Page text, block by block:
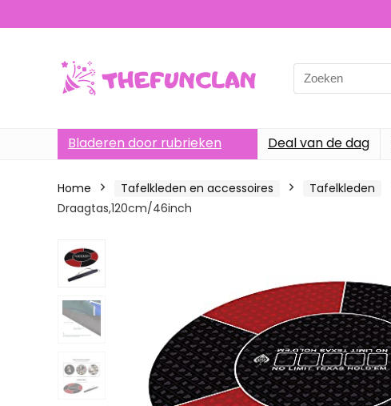
Search
for:
Bladeren door rubrieken Deal van de dag
Home Tafelkleden en accessoires Tafelkleden
Draagtas,120cm/46inch